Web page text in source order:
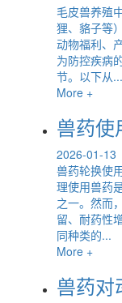
毛皮兽养殖
狸、貉子等
动物福利、
为防控疾病
节。以下从...
More +
兽药使
2026-01-13
兽药轮换使
理使用兽药
之一。然而
留、耐药性
同种类的...
More +
兽药对